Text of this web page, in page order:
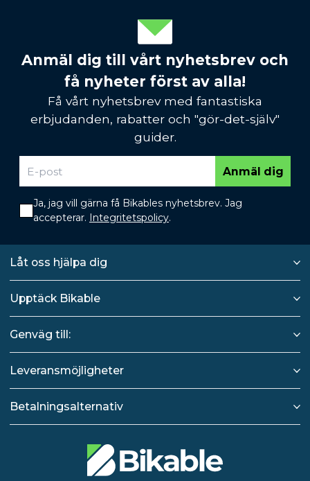
Anmäl dig till vårt nyhetsbrev och
få nyheter först av alla!
Få vårt nyhetsbrev med fantastiska
erbjudanden, rabatter och "gör-det-själv"
guider.
Anmäl dig
Ja, jag vill gärna få Bikables nyhetsbrev. Jag
accepterar. Integritetspolicy.
Låt oss hjälpa dig
Upptäck Bikable
Genväg till:
Leveransmöjligheter
Betalningsalternativ